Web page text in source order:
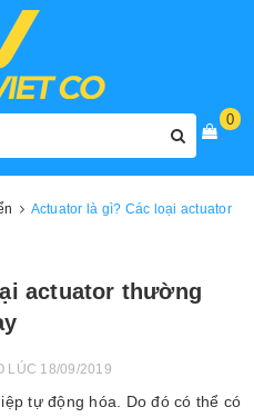
0
Actuator là gì? Các loại actuator
actuator thường
LÚC 18/09/2019
tự động hóa. Do đó có thể có